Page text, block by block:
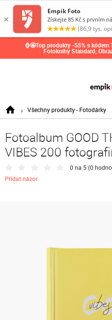
⌚🤩Top produkty -55% s kódem
Fotoknihy Standard,
Všechny produkty - Fotodárky
Fotoalbum GOOD
VIBES 200
0 na 5 (0
Přidat názor